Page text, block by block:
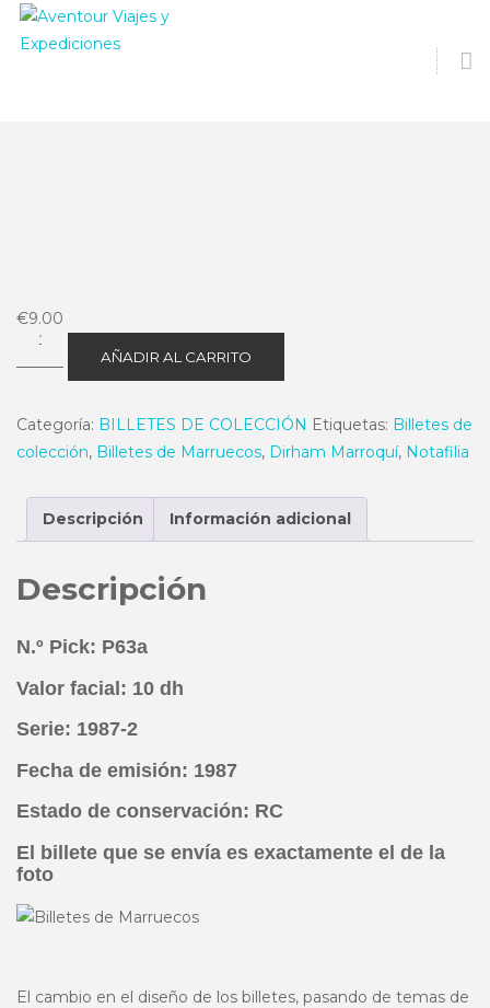
€9.00
Dh
2
P63a
cantidad
AÑADIR AL CARRITO
Categoría: BILLETES DE COLECCIÓN Etiquetas: Billetes de
colección, Billetes de Marruecos, Dirham Marroquí, Notafilia
Descripción Información adicional
Descripción
N.º Pick: P63a
Valor facial: 10 dh
Serie: 1987-2
Fecha de emisión: 1987
Estado de conservación: RC
El billete que se envía es exactamente el de la
foto
El cambio en el diseño de los billetes, pasando de temas de